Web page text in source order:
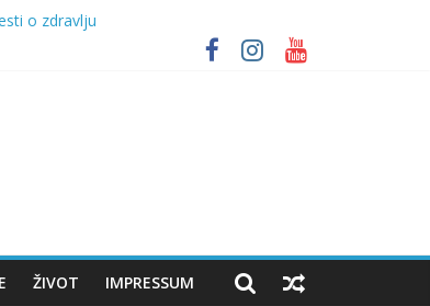
o zdravlju
FESTIVAL UZ NASTUP VATRE
ŽIVOT IMPRESSUM